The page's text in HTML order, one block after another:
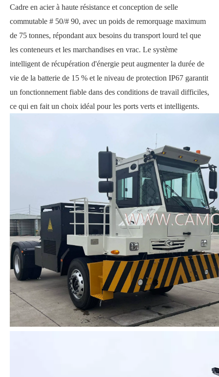
Cadre en acier à haute résistance et conception de selle
commutable # 50/# 90, avec un poids de remorquage maximum
de 75 tonnes, répondant aux besoins du transport lourd tel que
les conteneurs et les marchandises en vrac. Le système
intelligent de récupération d'énergie peut augmenter la durée de
vie de la batterie de 15 % et le niveau de protection IP67 garantit
un fonctionnement fiable dans des conditions de travail difficiles,
ce qui en fait un choix idéal pour les ports verts et intelligents.